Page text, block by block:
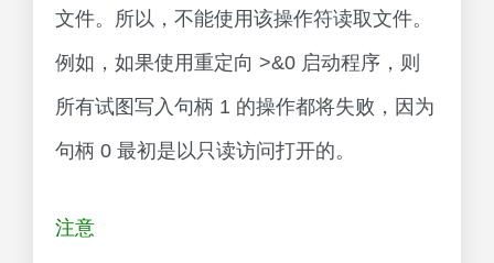
文件。所以，不能使用该操作符读取文件。
例如，如果使用重定向 >&0 启动程序，则
所有试图写入句柄 1 的操作都将失败，因为
句柄 0 最初是以只读访问打开的。
注意